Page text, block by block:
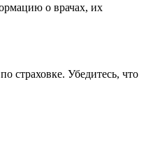
о врачах, их
страховке. Убедитесь, что